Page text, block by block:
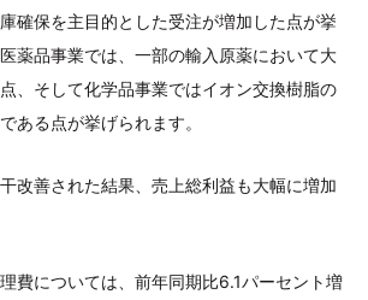
確保を主目的とした受注が増加した点が挙
薬品事業では、一部の輸入原薬において大
、そして化学品事業ではイオン交換樹脂の
ある点が挙げられます。
改善された結果、売上総利益も大幅に増加
費については、前年同期比6.1パーセント増